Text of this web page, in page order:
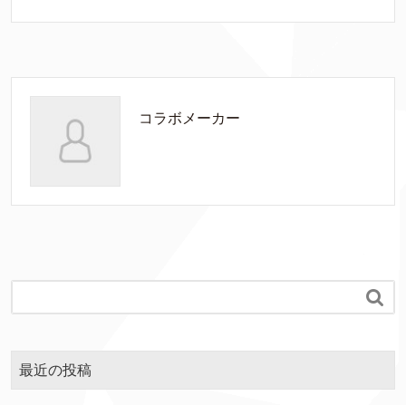
コラボメーカー

最近の投稿